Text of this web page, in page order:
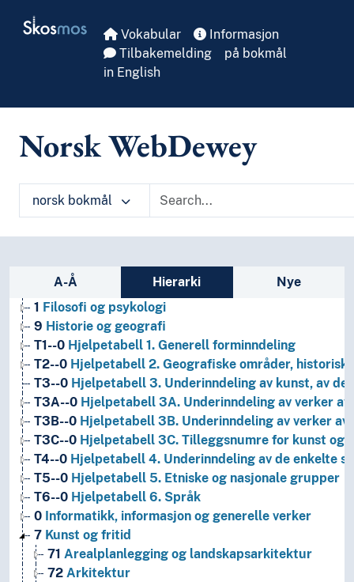
Skosmos Vokabular
Informasjon
Tilbakemelding
på bokmål
in English
Norsk WebDewey
norsk bokmål
Sidefelt: navigér i vokabularet
A-Å Hierarki
Nye
1 Filosofi og psykologi
9 Historie og geografi
T1--0 Hjelpetabell 1. Generell forminndeling
T2--0 Hjelpetabell 2. Geografiske områder,
T3--0 Hjelpetabell 3. Underinndeling av kunst, av
T3A--0 Hjelpetabell 3A. Underinndeling av verker
T3B--0 Hjelpetabell 3B. Underinndeling av verker
T3C--0 Hjelpetabell 3C. Tilleggsnumre for kunst og
T4--0 Hjelpetabell 4. Underinndeling av de enkelte
T5--0 Hjelpetabell 5. Etniske og nasjonale grupper
T6--0 Hjelpetabell 6. Språk
0 Informatikk, informasjon og generelle verker
7 Kunst og fritid
71 Arealplanlegging og landskapsarkitektur
72 Arkitektur